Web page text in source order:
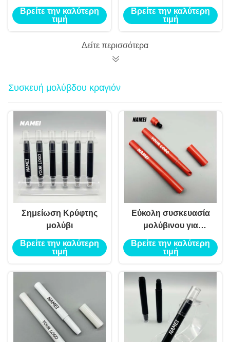
μολύβδου Eyeliner
Τυπωμένο Custom
Βρείτε την καλύτερη
τιμή
Moles Πένα Freckles
Custom Logo OEM
Πένας Freckles
Βρείτε την καλύτερη
τιμή
Δείτε περισσότερα
Συσκευή μολύβδου κραγιόν
Σημείωση Κρύφτης
μολύβι
Βρείτε την καλύτερη
τιμή
Εύκολη συσκευασία
μολύβινου για
κραγιόν για να μην
λερώσει και να
καιρό
Βρείτε την καλύτερη
τιμή